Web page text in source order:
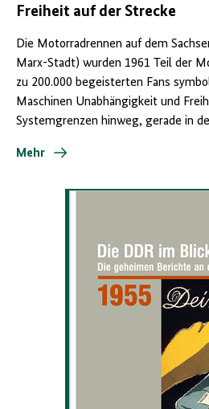
Freiheit auf der Strecke
Die Motorradrennen auf dem
Marx-Stadt) wurden 1961 Teil der
zu 200.000 begeisterten Fans
Maschinen Unabhängigkeit und
Systemgrenzen hinweg, gerade in
Mehr